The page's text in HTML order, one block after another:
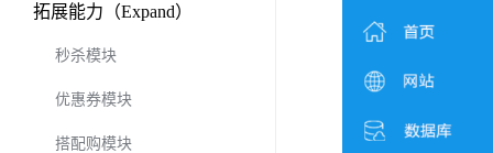
拓展能力（Expand）
秒杀模块
优惠券模块
搭配购模块